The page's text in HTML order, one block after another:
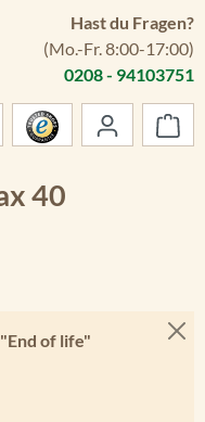
Hast du Fragen?
(Mo.-Fr. 8:00-17:00)
0208 - 94103751
40
of life"